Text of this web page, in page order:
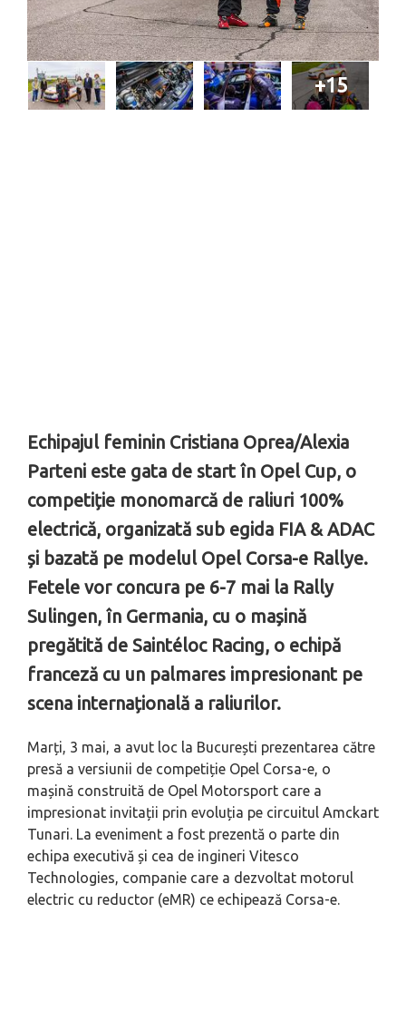
+15
Echipajul feminin Cristiana Oprea/Alexia
Parteni este gata de start în Opel Cup, o
competiție monomarcă de raliuri 100%
electrică, organizată sub egida FIA & ADAC
și bazată pe modelul Opel Corsa-e Rallye.
Fetele vor concura pe 6-7 mai la Rally
Sulingen, în Germania, cu o mașină
pregătită de Saintéloc Racing, o echipă
franceză cu un palmares impresionant pe
scena internațională a raliurilor.
Marți, 3 mai, a avut loc la București prezentarea către
presă a versiunii de competiție Opel Corsa-e, o
mașină construită de Opel Motorsport care a
impresionat invitații prin evoluția pe circuitul Amckart
Tunari. La eveniment a fost prezentă o parte din
echipa executivă și cea de ingineri Vitesco
Technologies, companie care a dezvoltat motorul
electric cu reductor (eMR) ce echipează Corsa-e.